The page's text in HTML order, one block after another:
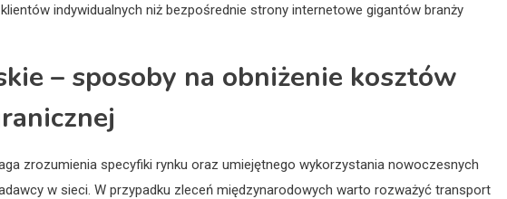
indywidualnych niż bezpośrednie strony internetowe gigantów branży
– sposoby na obniżenie kosztów
zrozumienia specyfiki rynku oraz umiejętnego wykorzystania nowoczesnych
w sieci. W przypadku zleceń międzynarodowych warto rozważyć transport